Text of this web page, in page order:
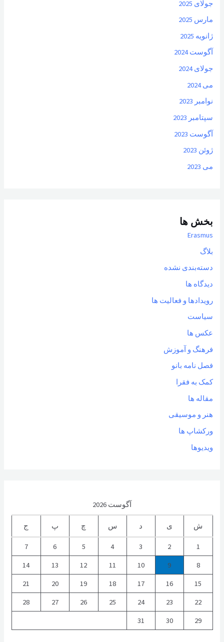
جولای 2025
مارس 2025
ژانویه 2025
آگوست 2024
جولای 2024
می 2024
نوامبر 2023
سپتامبر 2023
آگوست 2023
ژوئن 2023
می 2023
بخش ها
Erasmus
بلاگ
دسته‌بندی نشده
دیدگاه ها
رویدادها و فعالیت ها
سیاست
عکس ها
فرهنگ و آموزش
فصل نامه بانو
کمک به فقرا
مقاله ها
هنر و موسیقی
ورکشاپ ها
ویدیوها
آگوست 2026
ش ی د س چ پ ج
1
2
3
4
5
6
7
8
9
10
11
12
13
14
15
16
17
18
19
20
21
22
23
24
25
26
27
28
29
30
31